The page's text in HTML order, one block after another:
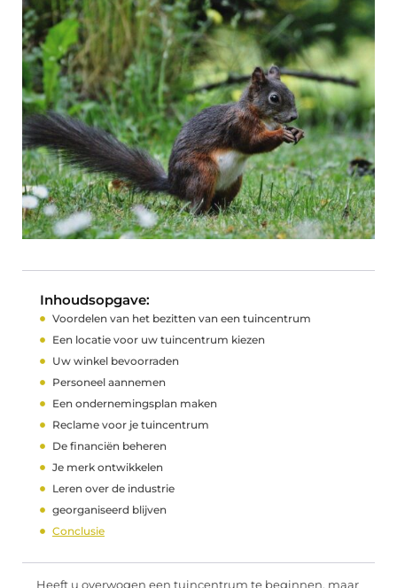
Inhoudsopgave:
Voordelen van het bezitten van een tuincentrum
Een locatie voor uw tuincentrum kiezen
Uw winkel bevoorraden
Personeel aannemen
Een ondernemingsplan maken
Reclame voor je tuincentrum
De financiën beheren
Je merk ontwikkelen
Leren over de industrie
georganiseerd blijven
Conclusie
Heeft u overwogen een tuincentrum te beginnen, maar